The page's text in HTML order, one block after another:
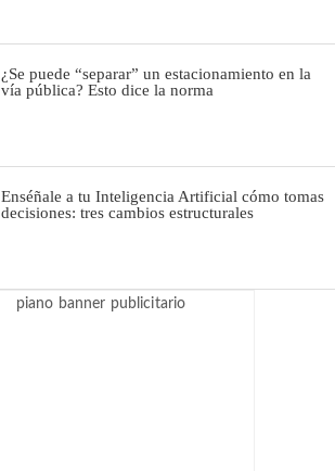
¿Se puede “separar” un estacionamiento en la
vía pública? Esto dice la norma
Enséñale a tu Inteligencia Artificial cómo tomas
decisiones: tres cambios estructurales